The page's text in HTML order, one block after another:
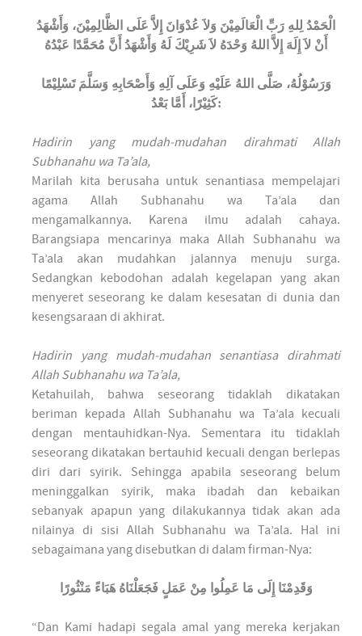
الْحَمْدُ لِلهِ رَبِّ الْعَالَمِيْنَ وَلاَ عُدْوَانَ إِلاَّ عَلَى الظَّالِمِيْنَ، وَأَشْهَدُ
أَنْ لاَ إِلَهَ إِلاَّ اللهُ وَحْدَهُ لاَ شَرِيْكَ لَهُ وَأَشْهَدُ أَنَّ مُحَمَّدًا عَبْدُهُ
وَرَسُوْلُهُ، صَلَّى اللهُ عَلَيْهِ وَعَلَى آلِهِ وَأَصْحَابِهِ وَسَلَّمَ تَسْلِيْمًا
كَثِيْرًا، أَمَّا بَعْدُ:
Hadirin yang mudah-mudahan dirahmati Allah
Subhanahu wa Ta’ala,
Marilah kita berusaha untuk senantiasa mempelajari
agama Allah Subhanahu wa Ta’ala dan
mengamalkannya. Karena ilmu adalah cahaya.
Barangsiapa mencarinya maka Allah Subhanahu wa
Ta’ala akan mudahkan jalannya menuju surga.
Sedangkan kebodohan adalah kegelapan yang akan
menyeret seseorang ke dalam kesesatan di dunia dan
kesengsaraan di akhirat.
Hadirin yang mudah-mudahan senantiasa dirahmati
Allah Subhanahu wa Ta’ala,
Ketahuilah, bahwa seseorang tidaklah dikatakan
beriman kepada Allah Subhanahu wa Ta’ala kecuali
dengan mentauhidkan-Nya. Sementara itu tidaklah
seseorang dikatakan bertauhid kecuali dengan berlepas
diri dari syirik. Sehingga apabila seseorang belum
meninggalkan syirik, maka ibadah dan kebaikan
sebanyak apapun yang dilakukannya tidak akan ada
nilainya di sisi Allah Subhanahu wa Ta’ala. Hal ini
sebagaimana yang disebutkan di dalam firman-Nya:
وَقَدِمْنَا إِلَى مَا عَمِلُوا مِنْ عَمَلٍ فَجَعَلْنَاهُ هَبَاءً مَنْثُورًا
“Dan Kami hadapi segala amal yang mereka kerjakan